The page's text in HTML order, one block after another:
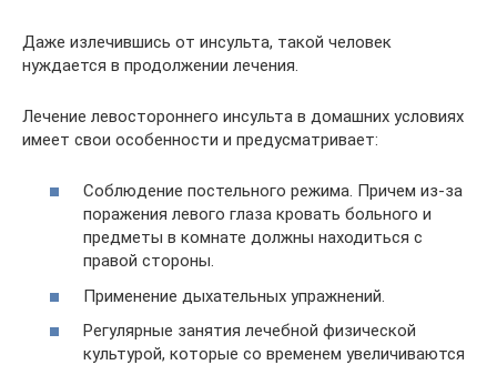
Даже излечившись от инсульта, такой человек
нуждается в продолжении лечения.
Лечение левостороннего инсульта в домашних условиях
имеет свои особенности и предусматривает:
Соблюдение постельного режима. Причем из-за
поражения левого глаза кровать больного и
предметы в комнате должны находиться с
правой стороны.
Применение дыхательных упражнений.
Регулярные занятия лечебной физической
культурой, которые со временем увеличиваются